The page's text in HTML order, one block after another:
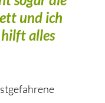
und ich
hilft alles